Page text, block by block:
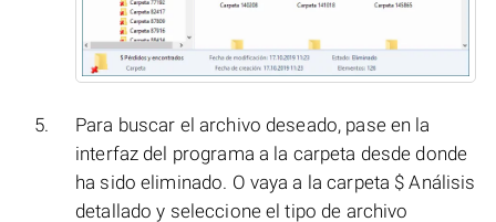
Para buscar el archivo deseado, pase en la
interfaz del programa a la carpeta desde donde
ha sido eliminado. O vaya a la carpeta $ Análisis
detallado y seleccione el tipo de archivo